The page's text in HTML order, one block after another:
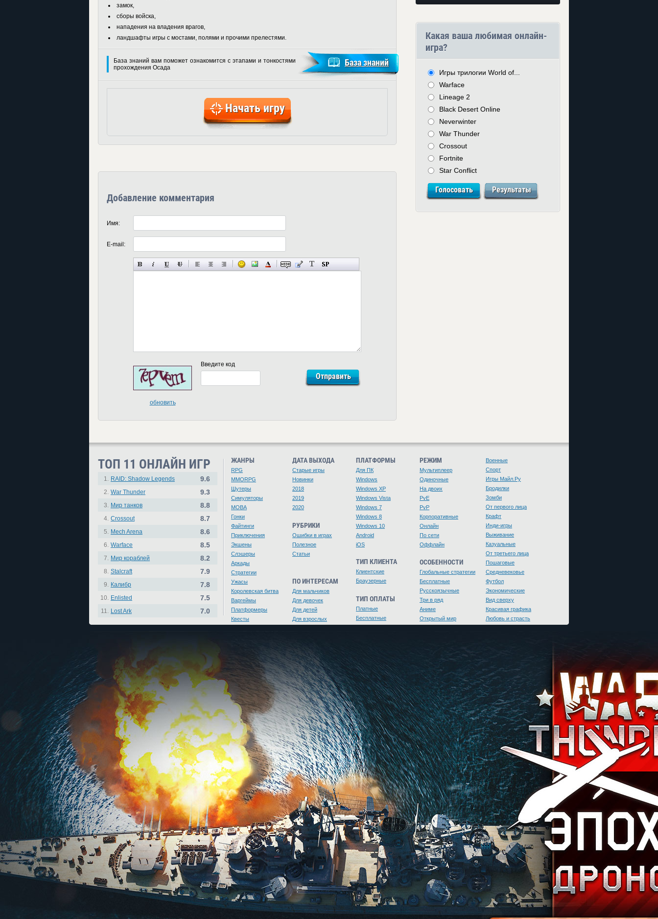
замок,
сборы войска,
нападения на владения врагов,
ландшафты игры с мостами, полями и прочими прелестями.
База знаний вам поможет ознакомится с этапами и тонкостями
прохождения Осада
База знаний
Начать игру
Добавление комментария
Имя:
E-mail:
обновить
Введите код
Какая ваша любимая онлайн-
игра?
Игры трилогии World of...
Warface
Lineage 2
Black Desert Online
Neverwinter
War Thunder
Crossout
Fortnite
Star Conflict
ТОП 11 ОНЛАЙН ИГР
1. RAID: Shadow Legends 9.6
2. War Thunder 9.3
3. Мир танков 8.8
4. Crossout 8.7
5. Mech Arena 8.6
6. Warface 8.5
7. Мир кораблей 8.2
8. Stalcraft 7.9
9. Калибр 7.8
10. Enlisted 7.5
11. Lost Ark 7.0
ЖАНРЫ
RPG
MMORPG
Шутеры
Симуляторы
MOBA
Гонки
Файтинги
Приключения
Экшены
Слэшеры
Аркады
Стратегии
Ужасы
Королевская битва
Варгеймы
Платформеры
Квесты
ДАТА ВЫХОДА
Старые игры
Новинки
2018
2019
2020
РУБРИКИ
Ошибки в играх
Полезное
Статьи
ПО ИНТЕРЕСАМ
Для мальчиков
Для девочек
Для детей
Для взрослых
ПЛАТФОРМЫ
Для ПК
Windows
Windows XP
Windows Vista
Windows 7
Windows 8
Windows 10
Android
iOS
ТИП КЛИЕНТА
Клиентские
Браузерные
ТИП ОПЛАТЫ
Платные
Бесплатные
РЕЖИМ
Мультиплеер
Одиночные
На двоих
PvE
PvP
Корпоративные
Онлайн
По сети
Оффлайн
ОСОБЕННОСТИ
Глобальные стратегии
Бесплатные
Русскоязычные
Три в ряд
Аниме
Открытый мир
Военные
Спорт
Игры Майл.Ру
Бродилки
Зомби
От первого лица
Крафт
Инди-игры
Выживание
Казуальные
От третьего лица
Пошаговые
Средневековье
Футбол
Экономические
Вид сверху
Красивая графика
Любовь и страсть